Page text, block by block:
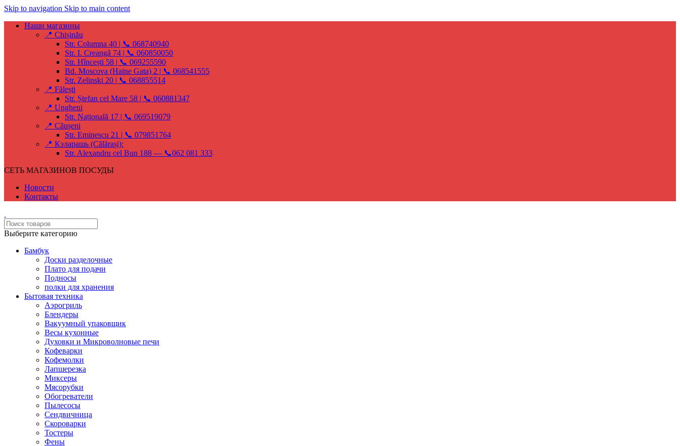
Skip to navigation Skip to main content
Наши магазины
📍 Chișinău
Str. Columna 40 | 📞 068740940
Str. I. Creangă 74 | 📞 060850050
Str. Hîncești 58 | 📞 069255590
Bd. Moscova (Haine Gata) 2 | 📞 068541555
Str. Zelinski 20 | 📞 068855514
📍 Fălești
Str. Ștefan cel Mare 58 | 📞 060881347
📍 Ungheni
Str. Națională 17 | 📞 069519079
📍 Căușeni
Str. Eminescu 21 | 📞 079851764
📍 Кэларашь (Călărași):
Str. Alexandru cel Bun 188 — 📞062 081 333
СЕТЬ МАГАЗИНОВ ПОСУДЫ
Новости
Контакты
Выберите категорию
Бамбук
Доски разделочные
Плато для подачи
Подносы
полки для хранения
Бытовая техника
Аэрогриль
Блендеры
Вакуумный упаковщик
Весы кухонные
Духовки и Микроволновые печи
Кофеварки
Кофемолки
Лапшерезка
Миксеры
Мясорубки
Обогреватели
Пылесосы
Сендвичница
Скороварки
Тостеры
Фены